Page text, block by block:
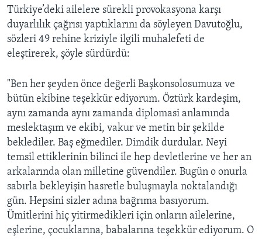
Türkiye’deki ailelere sürekli provokasyona karşı
duyarlılık çağrısı yaptıklarını da söyleyen Davutoğlu,
sözleri 49 rehine kriziyle ilgili muhalefeti de
eleştirerek, şöyle sürdürdü:
"Ben her şeyden önce değerli Başkonsolosumuza ve
bütün ekibine teşekkür ediyorum. Öztürk kardeşim,
aynı zamanda aynı zamanda diplomasi anlamında
meslektaşım ve ekibi, vakur ve metin bir şekilde
beklediler. Baş eğmediler. Dimdik durdular. Neyi
temsil ettiklerinin bilinci ile hep devletlerine ve her an
arkalarında olan milletine güvendiler. Bugün o onurla
sabırla bekleyişin hasretle buluşmayla noktalandığı
gün. Hepsini sizler adına bağrıma basıyorum.
Ümitlerini hiç yitirmedikleri için onların ailelerine,
eşlerine, çocuklarına, babalarına teşekkür ediyorum. O